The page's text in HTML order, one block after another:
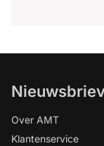
Over AMT
Klantenservice